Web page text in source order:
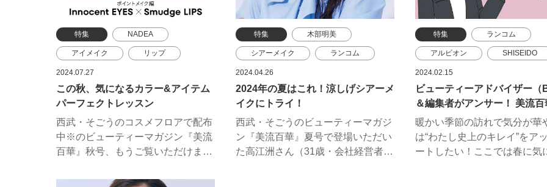
特集 NADEA
アイメイク リップ
ポイントメイク
コスメデコルテ
セルヴォーク
SHISEIDO NARS
ランコム ADDICTION
2024.07.27
この秋、気になるカラー&アイテム
パーフェクトレッスン
西武・そごうのコスメフロアで配布
中※のビューティーマガジン『美流
百華』秋号、もうご覧いただけまし
＆メイクアップアーティスト
特集 木部明美
シアーメイク ランコム
クレ・ド・ポー ボーテ
SHISEIDO アルビオン
エレガンス
高江洲真美
2024.04.26
2024年の夏はこれ！涼しげシアーメ
イクにトライ！
西武・そごうのビューティーマガジ
ン『美流百華』夏号で登場いただい
た高江洲さん（31歳・会社経営者、
特集 ランコム
アルビオン SHISEIDO
イプサ
クレ・ド・ポー ボーテ
THREE
デパコスフロア活用術
2024.02.15
ビューティーアドバイザー（
＆編集者がアンサー！ 美流百
メ相談室 in WEB
暖かい季節の訪れで気分が華
は“わたし史上のキレイ”をア
ートしたい！ここでは春に気